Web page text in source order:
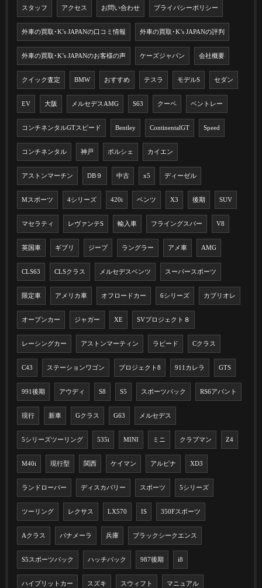
スタッフ アクセス お問い合わせ プライバシーポリシー
外車の買取･K’s JAPANの口コミ情報 外車の買取･K’s JAPANの評判
外車の買取･K’s JAPANのお客様の声 ケーズジャパン 会社概要
クイック査定 BMW おすすめ テスラ モデルS セダン
EV 大阪 メルセデスAMG S63 クーペ ベントレー
コンチネンタルGTスピード Bentley ContinentalGT Speed
コンチネンタル 神戸 ポルシェ カイエン
アストンマーチン DB９ 中古 x5 ディーゼル
Mスポーツ 4シリーズ 420i ベンツ X3 後期 SUV
マセラティ レヴァンテS 輸入車 フライングスパー V8
英国車 ギブリ ジープ ラングラー アメ車 AMG
CLS63 CLSクラス メルセデスベンツ スーパースポーツ
限定車 アメリカ車 オフロードカー 6シリーズ カブリオレ
オープンカー ジャガー XE SVプロジェクト８
レーシングカー アストンマーティン ラピード Cクラス
C43 ステーションワゴン プロジェクト8 911カレラ GTS
991後期 アウディ S8 S5 スポーツバック RS6アバント
現行 新車 Gクラス G63 メルセデス
5シリーズツーリング 535i MINI ミニ クラブマン Z4
M40i 現行型 関西 ケイマン アルピナ XD3
ランドローバー ディスカバリー スポーツ 5シリーズ
ツーリング レクサス LX570 IS 350Fスポーツ
Aクラス パナメーラ 兵庫 ブラックシークエンス
S5スポーツバック ハッチバック 987後期 i8
ハイブリットカー スズキ スウィフト マニュアル